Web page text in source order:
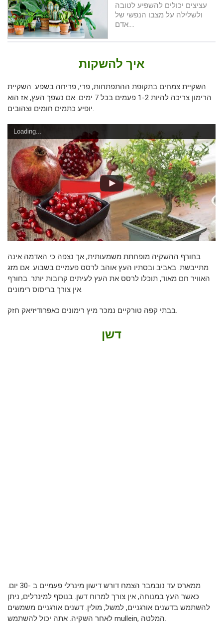
עציצים יכולים להשפיע לטובה
ולשלילה על מצבו הנפשי של
אדם….
איך להשקות
השקיית צמחים בתקופת ההתפתחות, פרי, פריחה בשפע. השקיית
הרימון צריכה להיות 1-2 פעמים בכל 7 ימים. אם נשפך העץ, אז הוא
יופיע כתמים חומים וצהובים.
Loading...
בחורף ההשקיה מופחתת משמעותית, אך נצפה כי האדמה אינה
מתייבשת. באביב ובסתיו העץ אוהב לרסס פעמיים בשבוע. אם מזג
האוויר חם מאוד, תוכלו לרסס את העץ לעיתים קרובות יותר. בחורף
אין צורך בריסוס רימונים.
בבתי קפה טורקיים נמכר מיץ רימונים כאפרודיזיאק חזק.
דשן
ממארס עד נובמבר הצמח דורש דישון מינרלי פעמיים ב -30 יום.
כאשר העץ במנוחה, אין צורך למרוח דשן. בנוסף למינרלים, ניתן
להשתמש בדשנים אורגניים, למשל, מולין. דשנים אורגניים משמשים
לאחר השקיה. אתה יכול להשתמש mullein, המלטה.